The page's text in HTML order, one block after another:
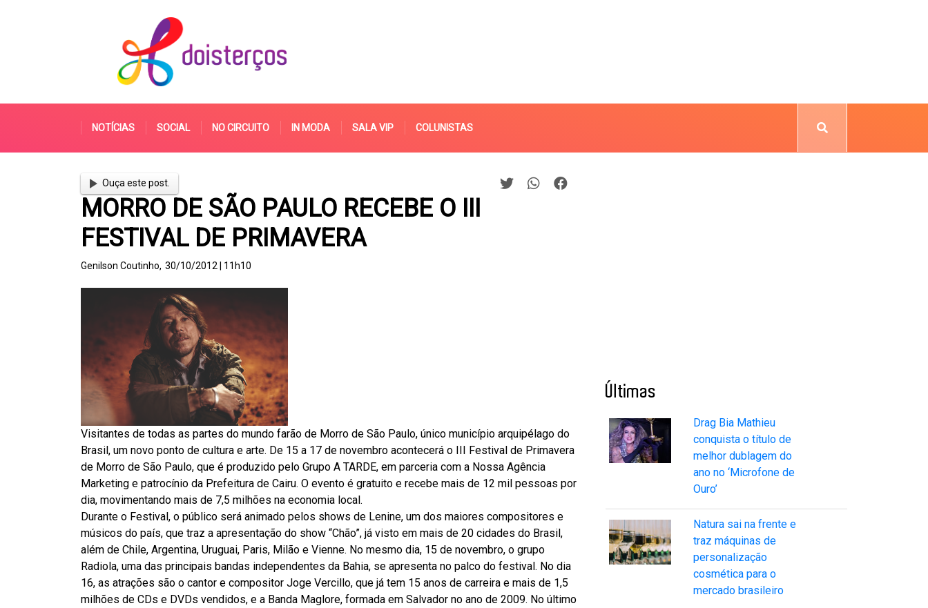
NOTÍCIAS SOCIAL NO CIRCUITO IN MODA SALA VIP COLUNISTAS
Ouça este post.
MORRO DE SÃO PAULO RECEBE O III
FESTIVAL DE PRIMAVERA
Genilson Coutinho, 30/10/2012 | 11h10
Visitantes de todas as partes do mundo farão de Morro de São Paulo, único município arquipélago do
Brasil, um novo ponto de cultura e arte. De 15 a 17 de novembro acontecerá o III Festival de Primavera
de Morro de São Paulo, que é produzido pelo Grupo A TARDE, em parceria com a Nossa Agência
Marketing e patrocínio da Prefeitura de Cairu. O evento é gratuito e recebe mais de 12 mil pessoas por
dia, movimentando mais de 7,5 milhões na economia local.
Durante o Festival, o público será animado pelos shows de Lenine, um dos maiores compositores e
músicos do país, que traz a apresentação do show “Chão”, já visto em mais de 20 cidades do Brasil,
além de Chile, Argentina, Uruguai, Paris, Milão e Vienne. No mesmo dia, 15 de novembro, o grupo
Radiola, uma das principais bandas independentes da Bahia, se apresenta no palco do festival. No dia
16, as atrações são o cantor e compositor Joge Vercillo, que já tem 15 anos de carreira e mais de 1,5
milhões de CDs e DVDs vendidos, e a Banda Maglore, formada em Salvador no ano de 2009. No último
Últimas
Drag Bia Mathieu
conquista o título de
melhor dublagem do
ano no ‘Microfone de
Ouro’
Natura sai na frente e
traz máquinas de
personalização
cosmética para o
mercado brasileiro